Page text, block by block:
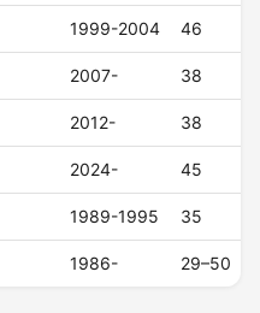
1999-2004 46
2007- 38
2012- 38
2024- 45
1989-1995 35
1986- 29–50